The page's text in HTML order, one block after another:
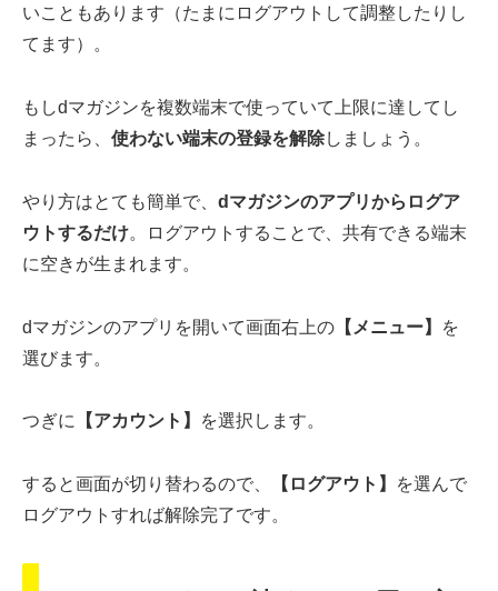
いこともあります（たまにログアウトして調整したりし
てます）。
もしdマガジンを複数端末で使っていて上限に達してし
まったら、 使わない端末の登録を解除しましょう。
やり方はとても簡単で、 dマガジンのアプリからログア
ウトするだけ。ログアウトすることで、共有できる端末
に空きが生まれます。
dマガジンのアプリを開いて画面右上の 【メニュー】
を
選びます。
つぎに 【アカウント】 を選択します。
すると画面が切り替わるので、 【ログアウト】
を選んで
ログアウトすれば解除完了です。